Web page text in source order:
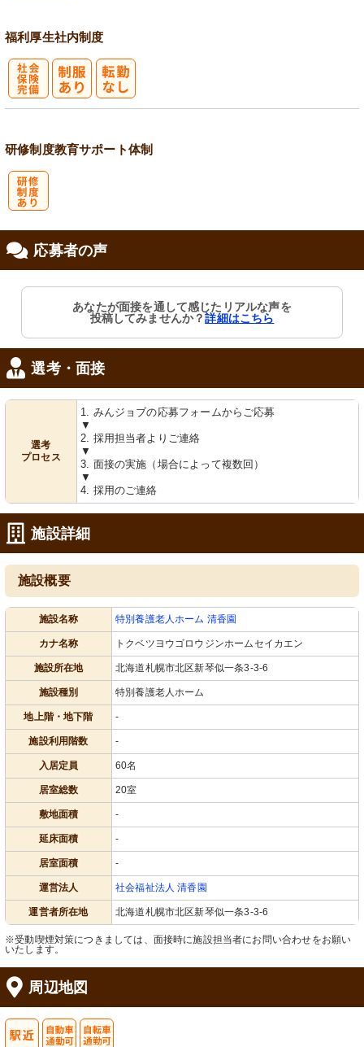
福利厚生社内制度
研修制度教育サポート体制
応募者の声
あなたが面接を通して感じたリアルな声を
投稿してみませんか？詳細はこちら
選考・面接
選考
プロセス
1. みんジョブの応募フォームからご応募
▼
2. 採用担当者よりご連絡
▼
3. 面接の実施（場合によって複数回）
▼
4. 採用のご連絡
施設詳細
施設概要
施設名称 特別養護老人ホーム 清香園
カナ名称 トクベツヨウゴロウジンホームセイカエン
施設所在地 北海道札幌市北区新琴似一条3-3-6
施設種別 特別養護老人ホーム
地上階・地下階 -
施設利用階数 -
入居定員 60名
居室総数 20室
敷地面積 -
延床面積 -
居室面積 -
運営法人 社会福祉法人 清香園
運営者所在地 北海道札幌市北区新琴似一条3-3-6
※受動喫煙対策につきましては、面接時に施設担当者にお問い合わせをお願い
いたします。
周辺地図